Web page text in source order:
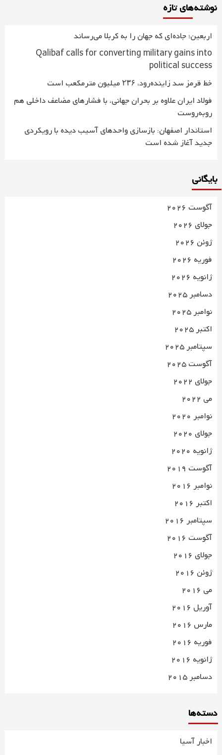
نوشته‌های تازه
اربعین؛ جاده‌ای که جهان را به کربلا می‌رساند
Qalibaf calls for converting military gains into
political success
خط قرمز سد زاینده‌رود، ۲۳۶ میلیون مترمکعب است
فولاد ایران علاوه بر بحران جهانی، با فشارهای مضاعف داخلی هم
روبه‌روست
استاندار اصفهان: بازسازی واحدهای آسیب دیده با رویکردی
جدید آغاز شده است
بایگانی
آگوست 2026
جولای 2026
ژوئن 2026
فوریه 2026
ژانویه 2026
دسامبر 2025
نوامبر 2025
اکتبر 2025
سپتامبر 2025
آگوست 2025
جولای 2022
می 2022
نوامبر 2020
جولای 2020
ژانویه 2020
آگوست 2019
نوامبر 2016
اکتبر 2016
سپتامبر 2016
آگوست 2016
جولای 2016
ژوئن 2016
می 2016
آوریل 2016
مارس 2016
فوریه 2016
ژانویه 2016
دسامبر 2015
دسته‌ها
اخبار آسیا